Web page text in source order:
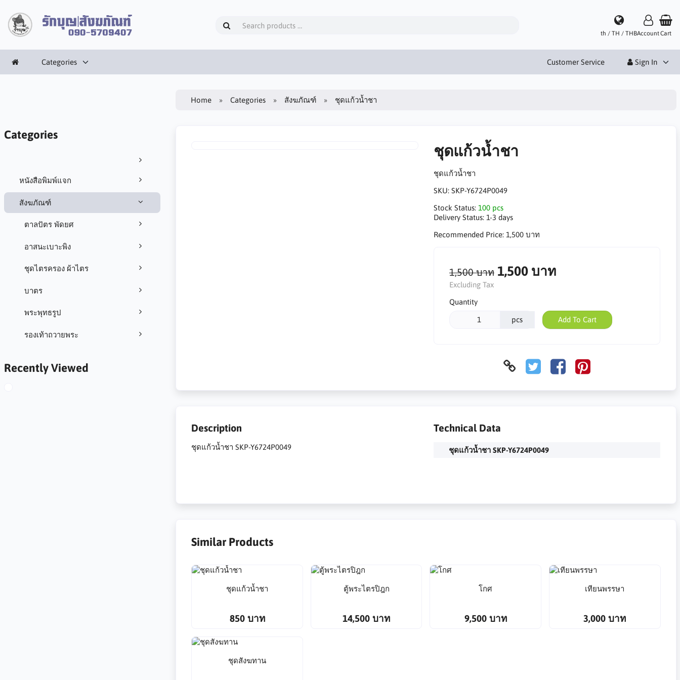
th / TH / THBAccountCart
Categories Customer Service Sign In
Categories
หนังสือพิมพ์แจก
สังฆภัณฑ์
ตาลปัตร พัดยศ
อาสนะเบาะพิง
ชุดไตรครอง ผ้าไตร
บาตร
พระพุทธรูป
รองเท้าถวายพระ
Recently Viewed
Home Categories สังฆภัณฑ์ ชุดแก้วน้ำชา
ชุดแก้วน้ำชา
ชุดแก้วน้ำชา
SKU: SKP-Y6724P0049
Stock Status: 100 pcs
Delivery Status: 1-3 days
Recommended Price: 1,500 บาท
1,500 บาท 1,500 บาท
Excluding Tax
Quantity
pcs Add To Cart
Description
ชุดแก้วน้ำชา SKP-Y6724P0049
Technical Data
ชุดแก้วน้ำชา SKP-Y6724P0049
Similar Products
ชุดแก้วน้ำชา
850 บาท
ตู้พระไตรปิฎก
14,500 บาท
โกศ
9,500 บาท
เทียนพรรษา
3,000 บาท
ชุดสังฆทาน